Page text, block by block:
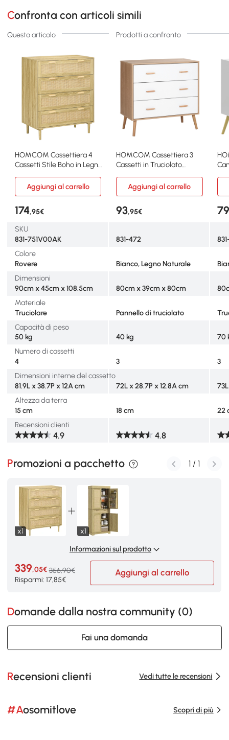
Confronta con articoli simili
Questo articolo Prodotti a confronto
HOMCOM Cassettiera 4
Cassetti Stile Boho in Legno
HOMCOM Cassettiera 3
Cassetti in Truciolato
Aggiungi al carrello Aggiungi al carrello
174,95€ 93,95€
SKU
831-751V00AK
831-472
Colore
Rovere
Bianco, Legno Naturale
Dimensioni
90cm x 45cm x 108.5cm
80cm x 39cm x 80cm
Materiale
Truciolare
Pannello di truciolato
Capacità di peso
50 kg
40 kg
70
Numero di cassetti
4
3
3
Dimensioni interne del cassetto
81.9L x 38.7P x 12A cm
72L x 28.7P x 12.8A cm
Altezza da terra
15 cm
18 cm
22
Recensioni clienti
4.9 4.8
Promozioni a pacchetto
x1
x1
Informazioni sul prodotto
339,05€ 356,90€
Risparmi: 17,85€
Aggiungi al carrello
1 / 1
Domande dalla nostra community (0)
Fai una domanda
Recensioni clienti Vedi tutte le recensioni
#Aosomitlove Scopri di più